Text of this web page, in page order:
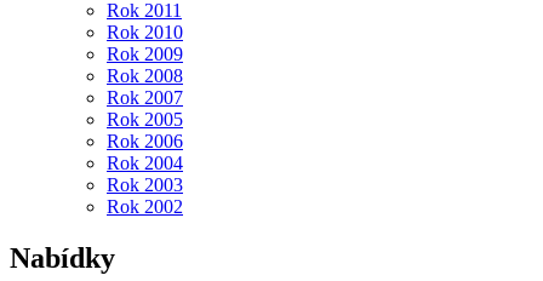
Rok 2011
Rok 2010
Rok 2009
Rok 2008
Rok 2007
Rok 2005
Rok 2006
Rok 2004
Rok 2003
Rok 2002
Nabídky